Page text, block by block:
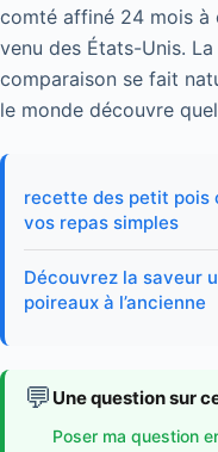
comté affiné 24 mois à
venu des États-Unis.
comparaison se fait
le monde découvre
recette des petit pois
vos repas simples
Découvrez la saveur
poireaux à l’ancienne
💬 Une question sur
Poser ma question